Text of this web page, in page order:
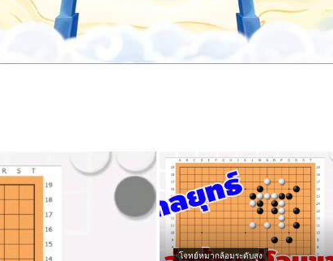
โจทย์หมากล้อมระดับสูง